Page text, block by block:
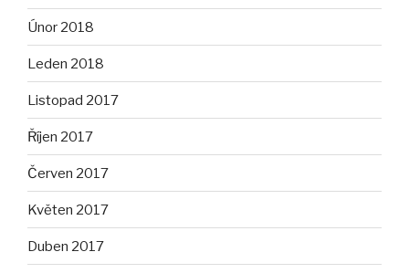
Únor 2018
Leden 2018
Listopad 2017
Říjen 2017
Červen 2017
Květen 2017
Duben 2017